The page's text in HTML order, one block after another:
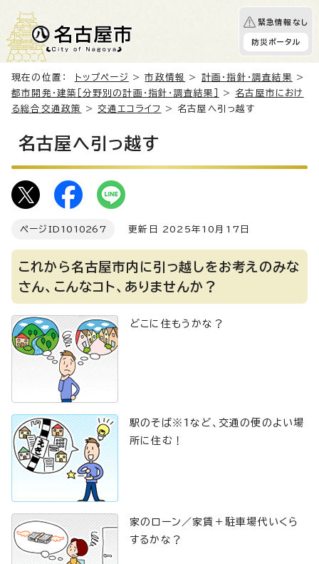
緊急情報なし
防災ポータル
現在の位置： トップページ >市政情報 > 計画・指針・調査結果
>
都市開発・建築［分野別の計画・指針・調査結果］
> 名古屋市におけ
る総合交通政策
>交通エコライフ > 名古屋へ引っ越す
名古屋へ引っ越す
ページID 1010267 更新日 2025年10月17日
これから名古屋市内に引っ越しをお考えのみな
さん、こんなコト、ありませんか？
どこに住もうかな？
駅のそば※1など、交通の便のよい場
所に住む！
家のローン／家賃＋駐車場代いくら
するかな？